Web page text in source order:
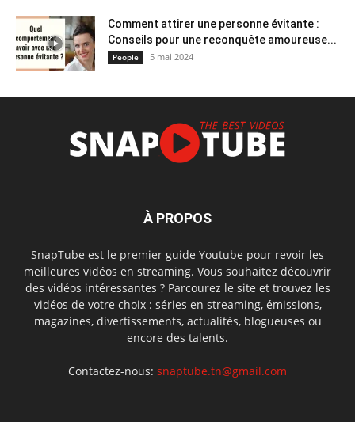
Comment attirer une personne évitante :
Conseils pour une reconquête amoureuse...
People 5 mai 2024
À PROPOS
SnapTube est le premier guide Youtube pour revoir les
meilleures vidéos en streaming. Vous souhaitez découvrir
des vidéos intéressantes ? Parcourez le site et trouvez les
vidéos de votre choix : séries en streaming, émissions,
magazines, divertissements, actualités, blogueuses ou
encore des talents.
Contactez-nous: snaptube.tn@gmail.com